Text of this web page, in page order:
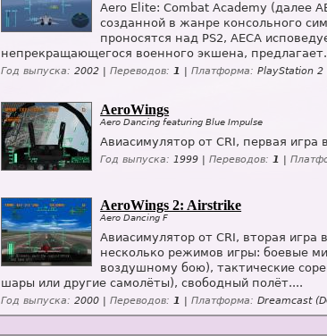
Aero Elite: Combat Academy (далее
созданной в жанре консольного
проносятся над PS2, AECA
непрекращающегося военного экшена,
Год выпуска: 2002 | Переводов: 1 Платформа: PlayStation
AeroWings
Aero Dancing featuring Blue Impulse
Авиасимулятор от CRI, первая игра
Год выпуска: 1999 |Переводов: 1 |
AeroWings 2: Airstrike
Aero Dancing F
Авиасимулятор от CRI, вторая
несколько режимов игры: боевые
воздушному бою), тактические
шары или другие самолёты), свободный полёт....
Год выпуска: 2000 | Переводов: 1 | Платформа: Dreamcast